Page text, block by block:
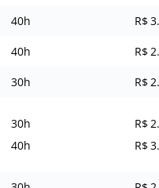
40h R$
40h R$
30h R$
30h
40h
R$
R$